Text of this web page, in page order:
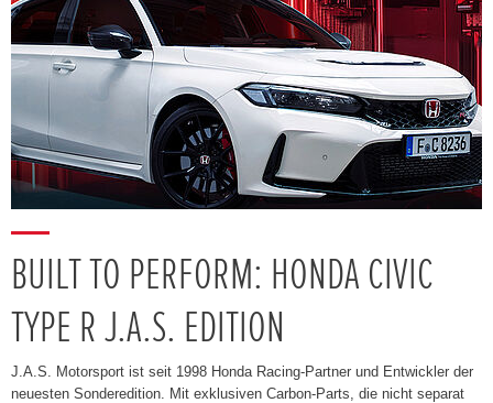
BUILT TO PERFORM: HONDA CIVIC
TYPE R J.A.S. EDITION
J.A.S. Motorsport ist seit 1998 Honda Racing-Partner und Entwickler der
neuesten Sonderedition. Mit exklusiven Carbon-Parts, die nicht separat